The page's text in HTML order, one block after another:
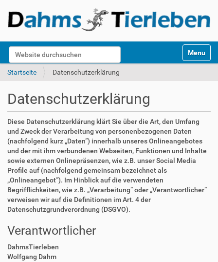
Website durchsuchen
k
Toggle
Startseite Datenschutzerklärung
Datenschutzerklärung
Diese Datenschutzerklärung klärt Sie über die Art, den Umfang
und Zweck der Verarbeitung von personenbezogenen Daten
(nachfolgend kurz „Daten“) innerhalb unseres Onlineangebotes
und der mit ihm verbundenen Webseiten, Funktionen und Inhalte
sowie externen Onlinepräsenzen, wie z.B. unser Social Media
Profile auf (nachfolgend gemeinsam bezeichnet als
„Onlineangebot“). Im Hinblick auf die verwendeten
Begrifflichkeiten, wie z.B. „Verarbeitung“ oder „Verantwortlicher“
verweisen wir auf die Definitionen im Art. 4 der
Datenschutzgrundverordnung (DSGVO).
Verantwortlicher
DahmsTierleben
Wolfgang Dahm